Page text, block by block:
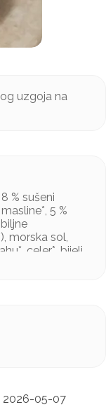
uzgoja na
% sušeni
5 %
morska sol,
celer*, bijeli
2026-05-07